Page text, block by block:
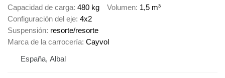
Capacidad de carga 480 kg Volumen 1,5 m³
Configuración del eje 4x2
Suspensión resorte/resorte
Marca de la carrocería Cayvol
España, Albal